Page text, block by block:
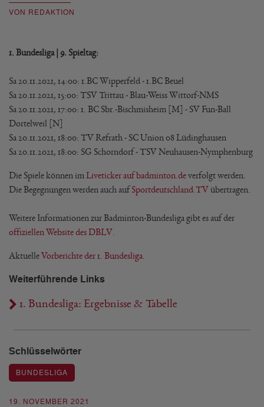
19. NOVEMBER 2021
VON REDAKTION
1. Bundesliga | 9. Spieltag:
Sa 20.11.2021, 14:00: 1.BC Wipperfeld - 1.BC Beuel
Sa 20.11.2021, 15:00: TSV Trittau - Blau-Weiss Wittorf-NMS
Sa 20.11.2021, 17:00: 1. BC Sbr.-Bischmisheim [M] - SV Fun-Ball
Dortelweil [N]
Sa 20.11.2021, 18:00: TV Refrath - SC Union 08 Lüdinghausen
Sa 20.11.2021, 18:00: SG Schorndorf - TSV Neuhausen-Nymphenburg
Die Spiele können im Liveticker auf badminton.deverfolgt werden.
Die Begegnungen werden auch aufSportdeutschland.TVübertragen.
Weitere Informationen zur Badminton-Bundesliga gibt es auf der
offiziellen Website des DBLV
AktuelleVorberichte der 1. Bundesliga
Weiterführende Links
1. Bundesliga: Ergebnisse & Tabelle
Schlüsselwörter
BUNDESLIGA